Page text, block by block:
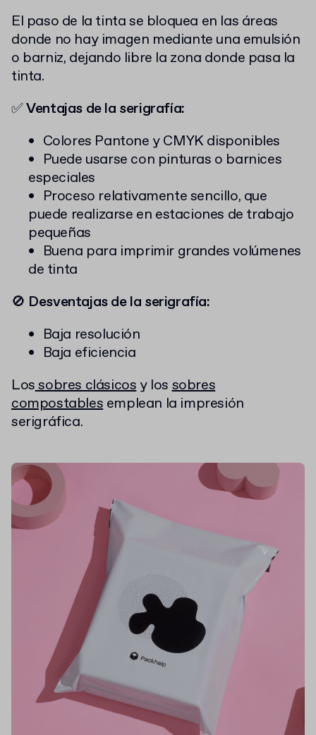
El paso de la tinta se bloquea en las áreas
donde no hay imagen mediante una emulsión
o barniz, dejando libre la zona donde pasa la
tinta.
✅Ventajas de la serigrafía:
Colores Pantone y CMYK disponibles
Puede usarse con pinturas o barnices
especiales
Proceso relativamente sencillo, que
puede realizarse en estaciones de trabajo
pequeñas
Buena para imprimir grandes volúmenes
de tinta
🚫 Desventajas de la serigrafía:
Baja resolución
Baja eficiencia
Lossobres clásicosy lossobres
compostablesemplean la impresión
serigráfica.